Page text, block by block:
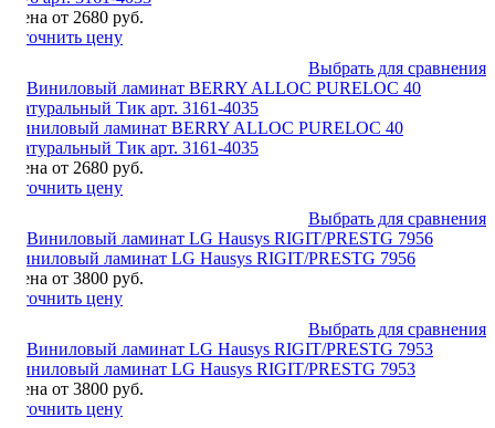
Цена от 2680 руб.
Уточнить цену
Выбрать для сравнения
Виниловый ламинат BERRY ALLOC PURELOC 40
Натуральный Тик арт. 3161-4035
Цена от 2680 руб.
Уточнить цену
Выбрать для сравнения
Виниловый ламинат LG Hausys RIGIT/PRESTG 7956
Цена от 3800 руб.
Уточнить цену
Выбрать для сравнения
Виниловый ламинат LG Hausys RIGIT/PRESTG 7953
Цена от 3800 руб.
Уточнить цену